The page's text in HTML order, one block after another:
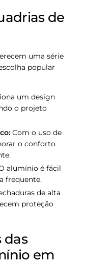
de
uma série
popular
um design
o projeto
Com o uso de
o conforto
alumínio é fácil
frequente.
de alta
proteção
das
em